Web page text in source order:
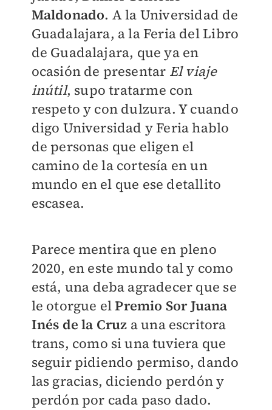
Maldonado. A la Universidad de
Guadalajara, a la Feria del Libro
de Guadalajara, que ya en
ocasión de presentar El viaje
inútil, supo tratarme con
respeto y con dulzura. Y cuando
digo Universidad y Feria hablo
de personas que eligen el
camino de la cortesía en un
mundo en el que ese detallito
escasea.
Parece mentira que en pleno
2020, en este mundo tal y como
está, una deba agradecer que se
le otorgue elPremio Sor Juana
Inés de la Cruz a una escritora
trans, como si una tuviera que
seguir pidiendo permiso, dando
las gracias, diciendo perdón y
perdón por cada paso dado.